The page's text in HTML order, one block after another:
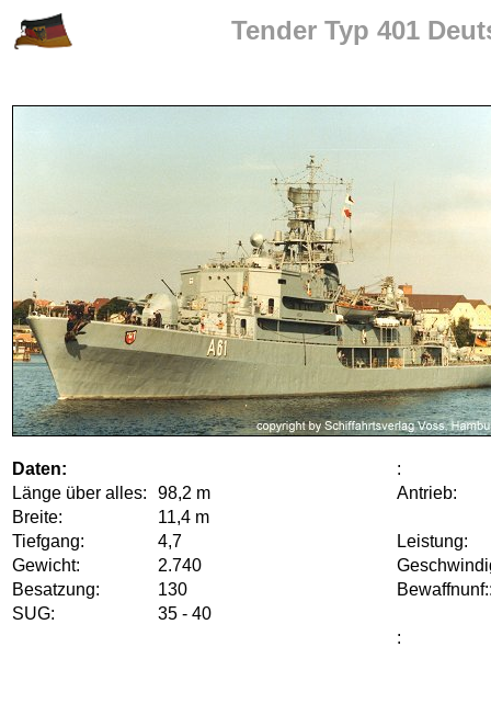
Tender Typ 401
Daten:
:
Länge über alles:
98,2 m
Antrieb:
Breite:
11,4 m
Tiefgang:
4,7
Leistung:
Gewicht:
2.740
Besatzung:
130
SUG:
35 - 40
: